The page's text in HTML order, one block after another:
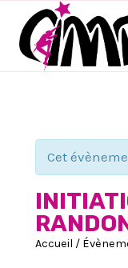
contenu
Cet
Accueil /